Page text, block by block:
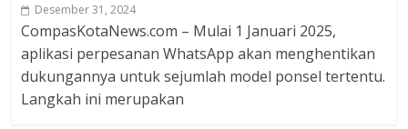
Desember 31, 2024
CompasKotaNews.com – Mulai 1 Januari 2025,
aplikasi perpesanan WhatsApp akan menghentikan
dukungannya untuk sejumlah model ponsel tertentu.
Langkah ini merupakan